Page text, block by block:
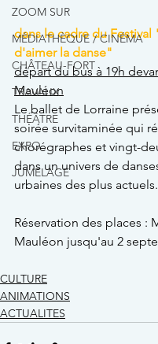
ZOOM SUR
MÉDIATHÈQUE / CINÉMA
CHÂTEAU-FORT
TRAVAUX
THÉÂTRE
EXPO
JUMELAGE
dans le cadre du Festival
d'aimer la danse"
départ du bus à 19h
Mauléon
Le ballet de Lorraine
soirée survitaminée qui
chorégraphes et vingt-
dans un univers de
urbaines des plus actuels.
Réservation des places :
Mauléon jusqu'au 2
CULTURE
ANIMATIONS
ACTUALITES